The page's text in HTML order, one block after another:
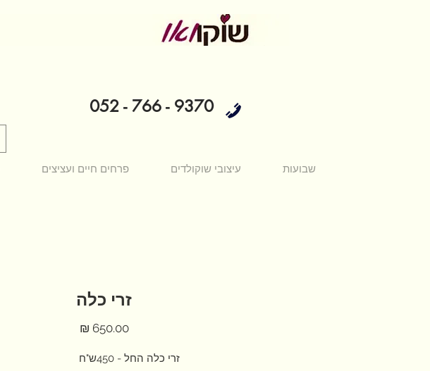
052 - 766 - 9370
פרחים חיים ועציצים עיצובי שוקולדים שבועות
זרי כלה
זרי כלה החל - 450ש"ח